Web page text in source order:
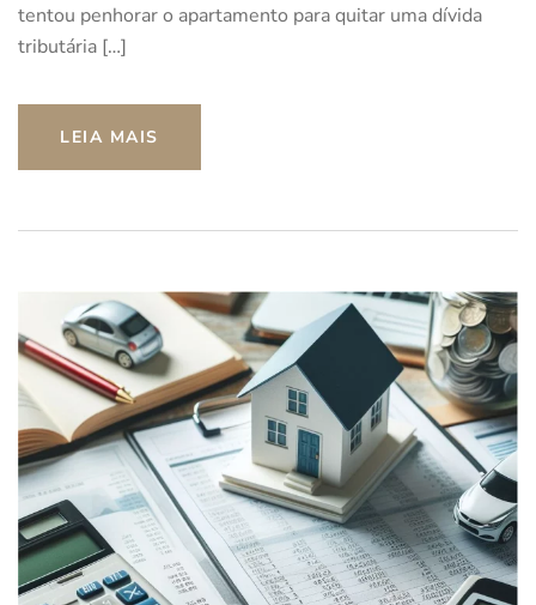
tentou penhorar o apartamento para quitar uma dívida
tributária […]
LEIA MAIS